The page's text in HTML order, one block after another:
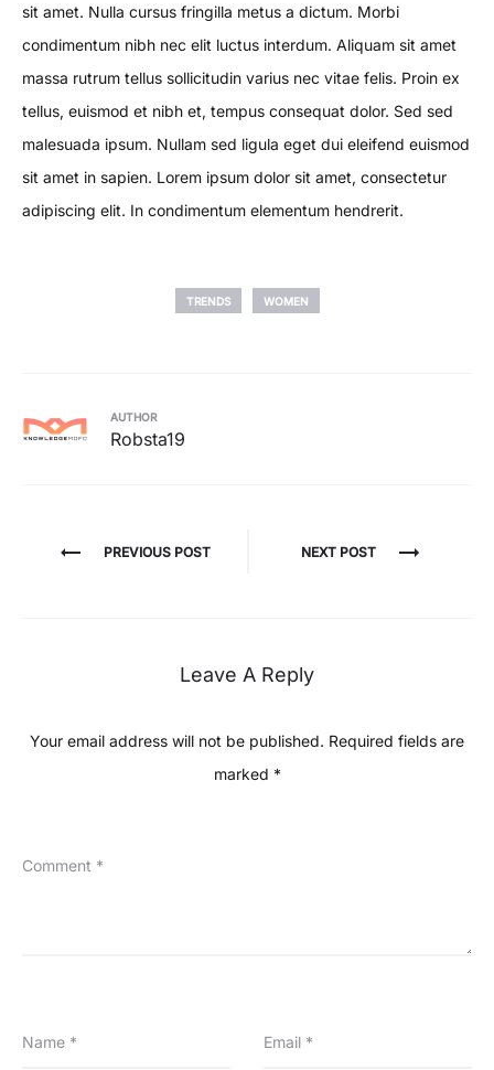
sit amet. Nulla cursus fringilla metus a dictum. Morbi
condimentum nibh nec elit luctus interdum. Aliquam sit amet
massa rutrum tellus sollicitudin varius nec vitae felis. Proin ex
tellus, euismod et nibh et, tempus consequat dolor. Sed sed
malesuada ipsum. Nullam sed ligula eget dui eleifend euismod
sit amet in sapien. Lorem ipsum dolor sit amet, consectetur
adipiscing elit. In condimentum elementum hendrerit.
TRENDS WOMEN
AUTHOR
Robsta19
Post
PREVIOUS POST NEXT POST
Leave A Reply
Your email address will not be published. Required fields are
marked *
Comment *
Name * Email *